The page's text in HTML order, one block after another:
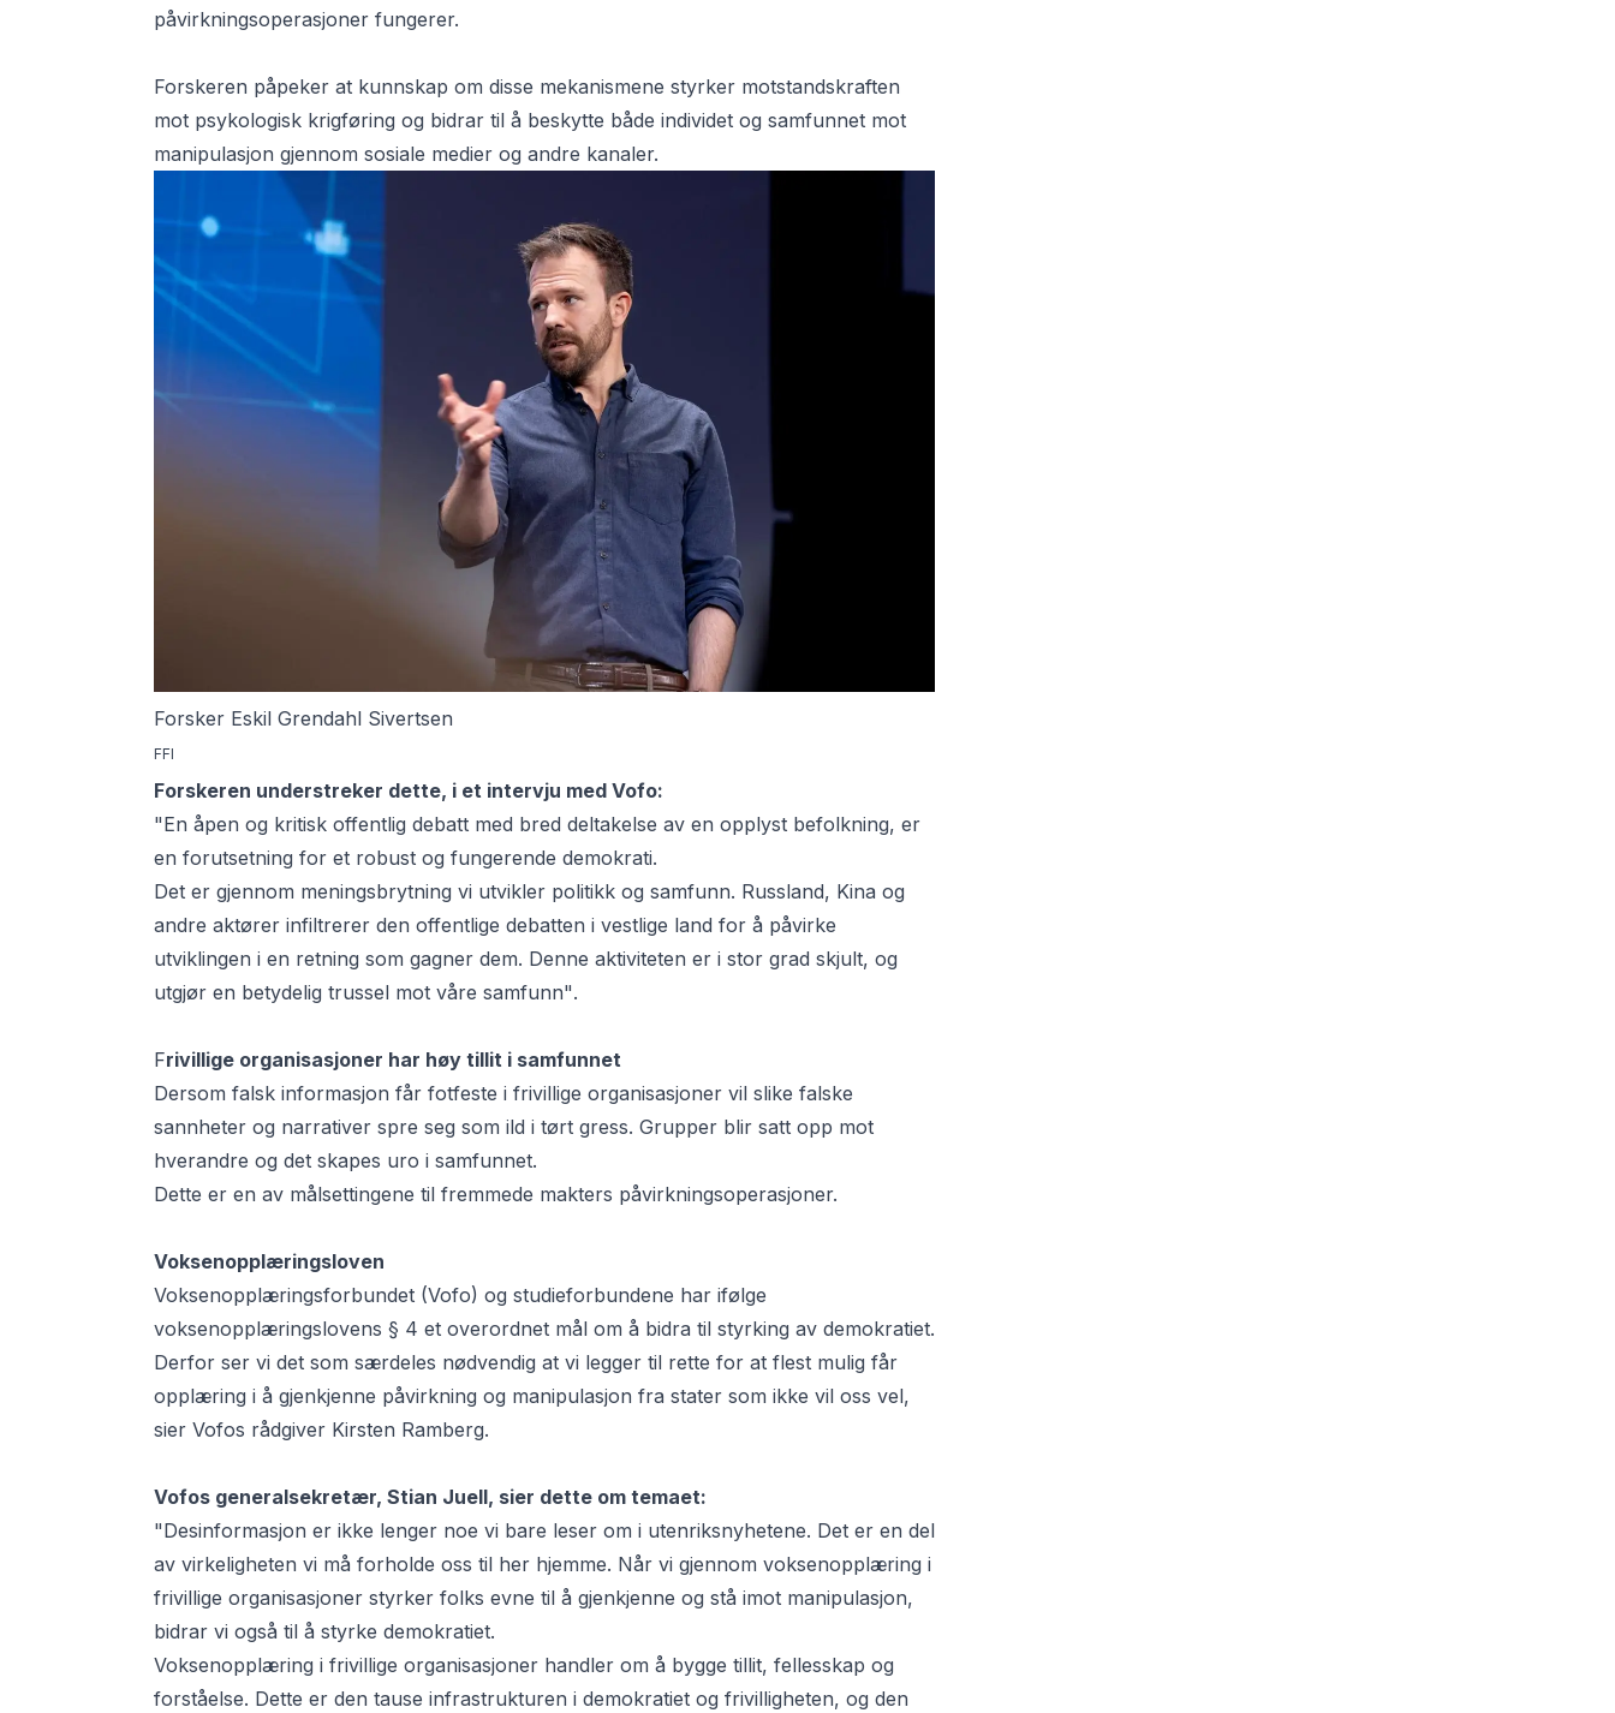
påvirkningsoperasjoner fungerer.
Forskeren påpeker at kunnskap om disse mekanismene styrker motstandskraften
mot psykologisk krigføring og bidrar til å beskytte både individet og samfunnet mot
manipulasjon gjennom sosiale medier og andre kanaler.
Forsker Eskil Grendahl Sivertsen
FFI
Forskeren understreker dette, i et intervju med Vofo:
"En åpen og kritisk offentlig debatt med bred deltakelse av en opplyst befolkning, er
en forutsetning for et robust og fungerende demokrati.
Det er gjennom meningsbrytning vi utvikler politikk og samfunn. Russland, Kina og
andre aktører infiltrerer den offentlige debatten i vestlige land for å påvirke
utviklingen i en retning som gagner dem. Denne aktiviteten er i stor grad skjult, og
utgjør en betydelig trussel mot våre samfunn".
Frivillige organisasjoner har høy tillit i samfunnet
Dersom falsk informasjon får fotfeste i frivillige organisasjoner vil slike falske
sannheter og narrativer spre seg som ild i tørt gress. Grupper blir satt opp mot
hverandre og det skapes uro i samfunnet.
Dette er en av målsettingene til fremmede makters påvirkningsoperasjoner.
Voksenopplæringsloven
Voksenopplæringsforbundet (Vofo) og studieforbundene har ifølge
voksenopplæringslovens § 4 et overordnet mål om å bidra til styrking av demokratiet.
Derfor ser vi det som særdeles nødvendig at vi legger til rette for at flest mulig får
opplæring i å gjenkjenne påvirkning og manipulasjon fra stater som ikke vil oss vel,
sier Vofos rådgiver Kirsten Ramberg.
Vofos generalsekretær, Stian Juell, sier dette om temaet:
"Desinformasjon er ikke lenger noe vi bare leser om i utenriksnyhetene. Det er en del
av virkeligheten vi må forholde oss til her hjemme. Når vi gjennom voksenopplæring i
frivillige organisasjoner styrker folks evne til å gjenkjenne og stå imot manipulasjon,
bidrar vi også til å styrke demokratiet.
Voksenopplæring i frivillige organisasjoner handler om å bygge tillit, fellesskap og
forståelse. Dette er den tause infrastrukturen i demokratiet og frivilligheten, og den